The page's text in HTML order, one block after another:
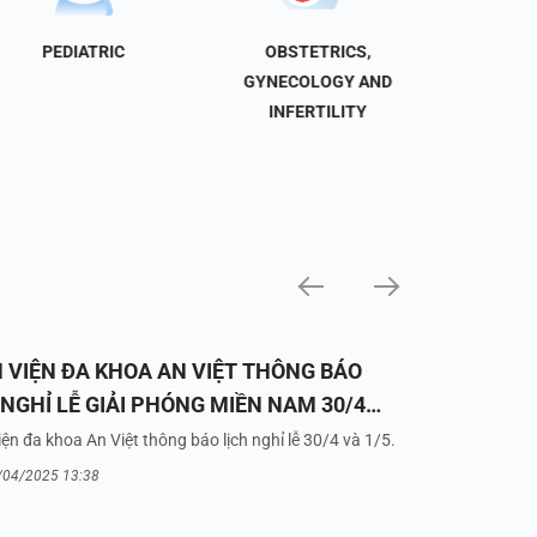
PEDIATRIC
OBSTETRICS,
GYNECOLOGY AND
INFERTILITY
VIỆN ĐA KHOA AN VIỆT THÔNG BÁO
LỄ GIẢI PHÓNG MIỀN NAM 30/4
TẾ LAO ĐỘNG 1/5/2025
đa khoa An Việt thông báo lịch nghỉ lễ 30/4 và 1/5.
2025 13:38